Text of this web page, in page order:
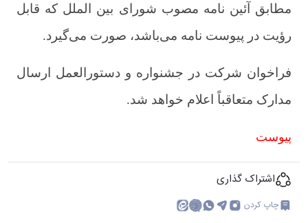
مطابق آئین نامه مصوب شورای بین الملل که قابل
رؤیت در پیوست نامه می‌باشد، صورت می‌گیرد.
فراخوان شرکت در جشنواره و دستورالعمل ارسال
مدارک متعاقباً اعلام خواهد شد.
پیوست
اشتراک گذاری
چاپ کردن